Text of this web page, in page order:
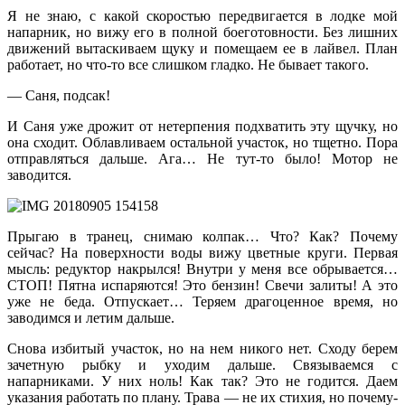
Я не знаю, с какой скоростью передвигается в лодке мой
напарник, но вижу его в полной боеготовности. Без лишних
движений вытаскиваем щуку и помещаем ее в лайвел. План
работает, но что-то все слишком гладко. Не бывает такого.
— Саня, подсак!
И Саня уже дрожит от нетерпения подхватить эту щучку, но
она сходит. Облавливаем остальной участок, но тщетно. Пора
отправляться дальше. Ага… Не тут-то было! Мотор не
заводится.
Прыгаю в транец, снимаю колпак… Что? Как? Почему
сейчас? На поверхности воды вижу цветные круги. Первая
мысль: редуктор накрылся! Внутри у меня все обрывается…
СТОП! Пятна испаряются! Это бензин! Свечи залиты! А это
уже не беда. Отпускает… Теряем драгоценное время, но
заводимся и летим дальше.
Снова избитый участок, но на нем никого нет. Сходу берем
зачетную рыбку и уходим дальше. Связываемся с
напарниками. У них ноль! Как так? Это не годится. Даем
указания работать по плану. Трава — не их стихия, но почему-